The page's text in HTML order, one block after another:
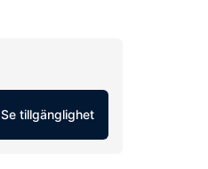
Se tillgänglighet